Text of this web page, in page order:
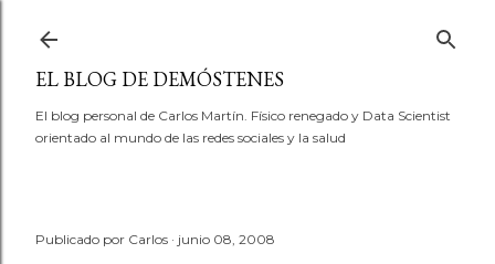
EL BLOG DE DEMÓSTENES
El blog personal de Carlos Martín. Físico renegado y Data Scientist
orientado al mundo de las redes sociales y la salud
Publicado por Carlos junio 08, 2008